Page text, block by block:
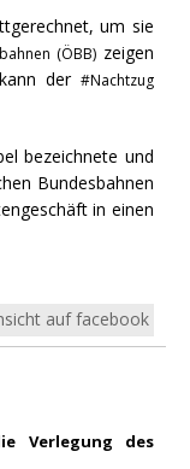
um sie
(ÖBB) zeigen
der #Nachtzug
bezeichnete und
Bundesbahnen
in einen
auf facebook
Verlegung des